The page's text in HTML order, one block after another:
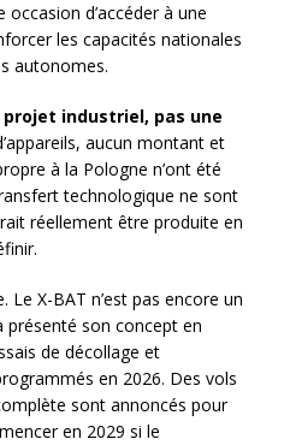
d’accéder à une
les capacités nationales
autonomes.
projet industriel, pas une
aucun montant et
à la Pologne n’ont été
technologique ne sont
réellement être produite en
Le X-BAT n’est pas encore un
présenté son concept en
de décollage et
en 2026. Des vols
sont annoncés pour
en 2029 si le